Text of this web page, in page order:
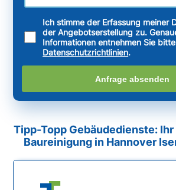
Ich stimme der Erfassung meiner
der Angebotserstellung zu.
Informationen entnehmen Sie
Datenschutzrichtlinien.
Anfrage absenden
Tipp-Topp Gebäudedienste:
Baureinigung in Hannover